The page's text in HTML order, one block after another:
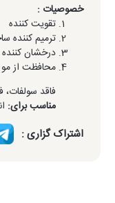
خصوصیات :
تقویت کننده
ترمیم کننده
درخشان کننده
محافظت از مو
فاقد سولفات،
مناسب برای:
اشتراک گزاری :